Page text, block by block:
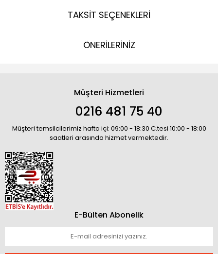
TAKSİT SEÇENEKLERİ
ÖNERİLERİNİZ
Müşteri Hizmetleri
0216 481 75 40
Müşteri temsilcilerimiz hafta içi: 09:00 - 18:30 C.tesi 10:00 - 18:00
saatleri arasında hizmet vermektedir.
E-Bülten Abonelik